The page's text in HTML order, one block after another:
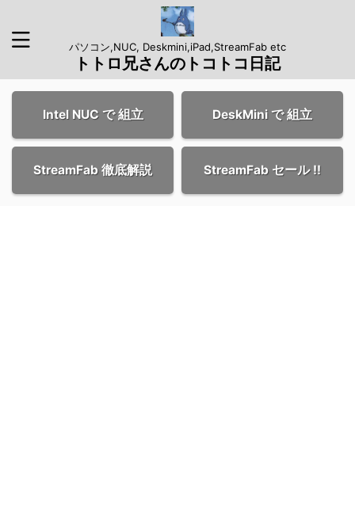
パソコン,NUC, Deskmini,iPad,StreamFab etc
トトロ兄さんのトコトコ日記
Intel NUC で 組立 DeskMini で 組立
StreamFab 徹底解説 StreamFab セール !!